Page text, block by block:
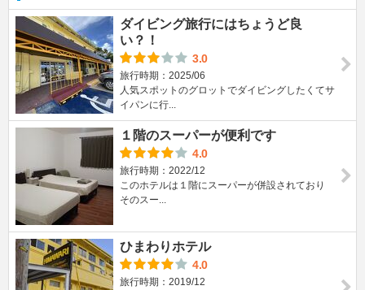
ダイビング旅行にはちょうど良
い？！
3.0
旅行時期：2025/06
人気スポットのグロットでダイビングしたくてサ
イパンに行...
１階のスーパーが便利です
4.0
旅行時期：2022/12
このホテルは１階にスーパーが併設されており
そのスー...
ひまわりホテル
4.0
旅行時期：2019/12